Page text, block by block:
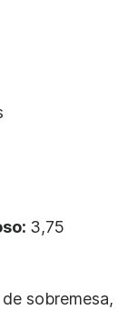
3,75
sobremesa,